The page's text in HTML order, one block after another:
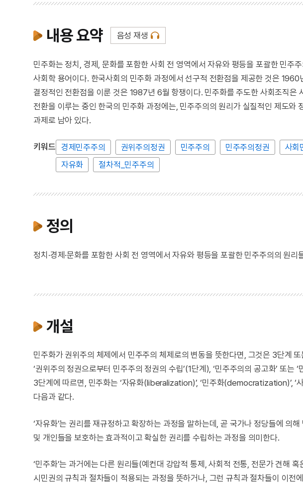
내용 요약 음성 재생
민주화는 정치, 경제, 문화를 포함한 사회 전 영역에서 자유와 평등을 포괄한 민주
사회학 용어이다. 한국사회의 민주화 과정에서 선구적 전환점을 제공한 것은
결정적인 전환점을 이룬 것은 1987년 6월 항쟁이다. 민주화를 주도한 사회조직은
전환을 이루는 중인 한국의 민주화 과정에는, 민주주의의 원리가 실질적인 제도와
과제로 남아 있다.
키워드 경제민주주의 권위주의정권 민주주의 민주주의정권 사회
자유화
절차적_민주주의
정의
정치·경제·문화를 포함한 사회 전 영역에서 자유와 평등을 포괄한 민주주의의 원
개설
민주화가 권위주의 체제에서 민주주의 체제로의 변동을 뜻한다면, 그것은 3단계
‘권위주의 정권으로부터 민주주의 정권의 수립’(1단계), ‘민주주의의 공고화’ 또는
3단계에 따르면, 민주화는 ‘자유화(liberalization)’, ‘민주화(democratization)’,
다음과 같다.
‘자유화’는 권리를 재규정하고 확장하는 과정을 말하는데, 곧 국가나 정당들에 의
및 개인들을 보호하는 효과적이고 확실한 권리를 수립하는 과정을 의미한다.
‘민주화’는 과거에는 다른 원리들(예컨대 강압적 통제, 사회적 전통, 전문가 견해
시민권의 규칙과 절차들이 적용되는 과정을 뜻하거나, 그런 규칙과 절차들이 이전